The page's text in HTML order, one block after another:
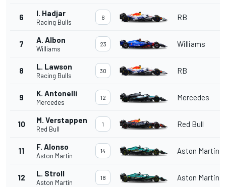
6 I. Hadjar
Racing Bulls
6 RB
7 A. Albon
Williams
23 Williams
8 L. Lawson
Racing Bulls
30 RB
9 K. Antonelli
Mercedes
12 Mercedes
10 M. Verstappen
Red Bull
1 Red Bull
11 F. Alonso
Aston Martin
14 Aston Martin
12 L. Stroll
Aston Martin
18 Aston Martin